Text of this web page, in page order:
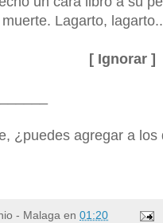
Lagarto,
[ Ignorar ]
¿puedes agregar a
- Malaga en 01:20